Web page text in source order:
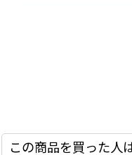
この商品を買った人